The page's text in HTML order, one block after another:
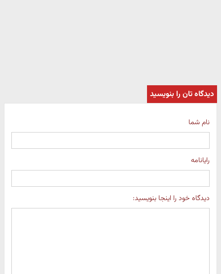
دیدگاه تان را بنویسید
نام شما
رایانامه
دیدگاه خود را اینجا بنویسید: